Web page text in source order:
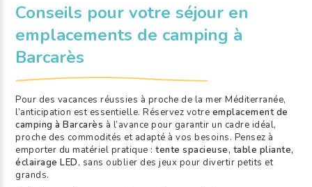
Conseils pour votre séjour en
emplacements de camping à
Barcarès
Pour des vacances réussies à proche de la mer Méditerranée,
l’anticipation est essentielle. Réservez votre emplacement de
camping à Barcarès à l’avance pour garantir un cadre idéal,
proche des commodités et adapté à vos besoins. Pensez à
emporter du matériel pratique :tente spacieuse, table pliante,
éclairage LED, sans oublier des jeux pour divertir petits et
grands.